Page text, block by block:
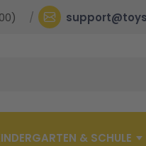
& SCHULE